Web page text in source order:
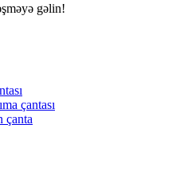
gəlin!
çantası
çanta